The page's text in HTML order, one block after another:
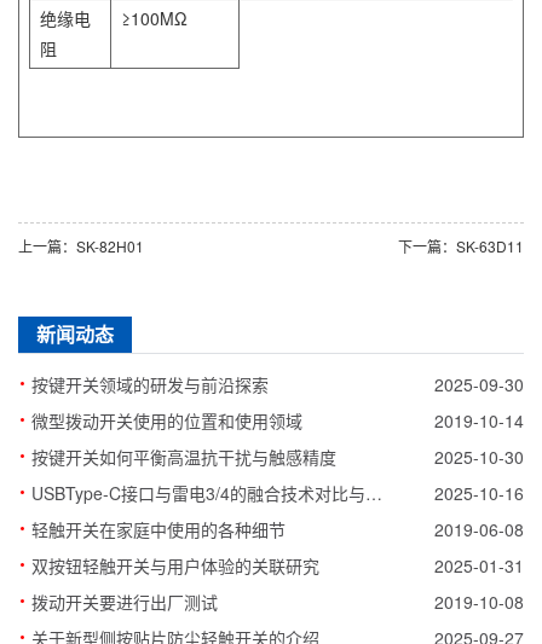
绝缘电
阻
≥100MΩ
上一篇：SK-82H01 下一篇：SK-63D11
新闻动态
· 按键开关领域的研发与前沿探索 2025-09-30
· 微型拨动开关使用的位置和使用领域 2019-10-14
· 按键开关如何平衡高温抗干扰与触感精度 2025-10-30
· USBType-C接口与雷电3/4的融合技术对比与协同应用解说 2025-10-16
· 轻触开关在家庭中使用的各种细节 2019-06-08
· 双按钮轻触开关与用户体验的关联研究 2025-01-31
· 拨动开关要进行出厂测试 2019-10-08
· 关于新型侧按贴片防尘轻触开关的介绍 2025-09-27